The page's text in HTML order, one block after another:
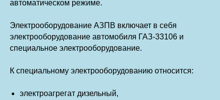
автоматическом режиме.
Электрооборудование АЗПВ включает в себя
электрооборудование автомобиля ГАЗ-33106 и
специальное электрооборудование.
К специальному электрооборудованию относится:
электроагрегат дизельный,